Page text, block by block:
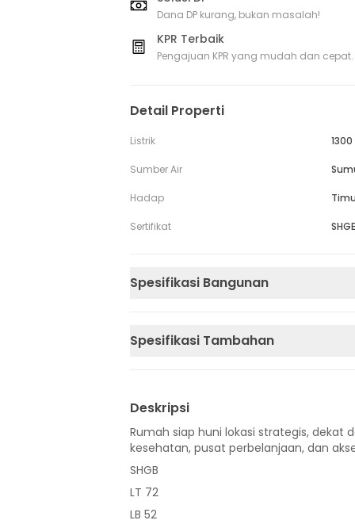
Dana DP kurang, bukan masalah!
KPR Terbaik
Pengajuan KPR yang mudah dan cepat.
Detail Properti
Listrik
Sumber Air
Hadap
Sertifikat
Spesifikasi Bangunan
Spesifikasi Tambahan
Deskripsi
Rumah siap huni lokasi strategis, dekat
kesehatan, pusat perbelanjaan, dan
SHGB
LT 72
LB 52